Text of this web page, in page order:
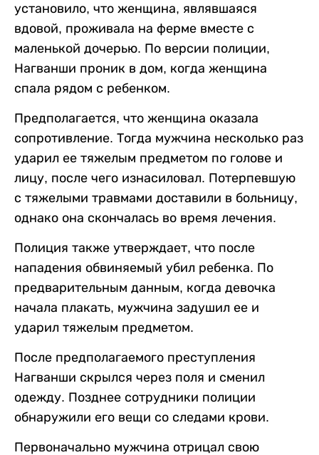
установило, что женщина, являвшаяся
вдовой, проживала на ферме вместе с
маленькой дочерью. По версии полиции,
Нагванши проник в дом, когда женщина
спала рядом с ребенком.
Предполагается, что женщина оказала
сопротивление. Тогда мужчина несколько раз
ударил ее тяжелым предметом по голове и
лицу, после чего изнасиловал. Потерпевшую
с тяжелыми травмами доставили в больницу,
однако она скончалась во время лечения.
Полиция также утверждает, что после
нападения обвиняемый убил ребенка. По
предварительным данным, когда девочка
начала плакать, мужчина задушил ее и
ударил тяжелым предметом.
После предполагаемого преступления
Нагванши скрылся через поля и сменил
одежду. Позднее сотрудники полиции
обнаружили его вещи со следами крови.
Первоначально мужчина отрицал свою